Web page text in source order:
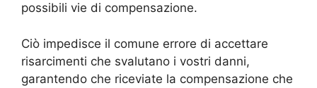
possibili vie di compensazione.
Ciò impedisce il comune errore di accettare
risarcimenti che svalutano i vostri danni,
garantendo che riceviate la compensazione che